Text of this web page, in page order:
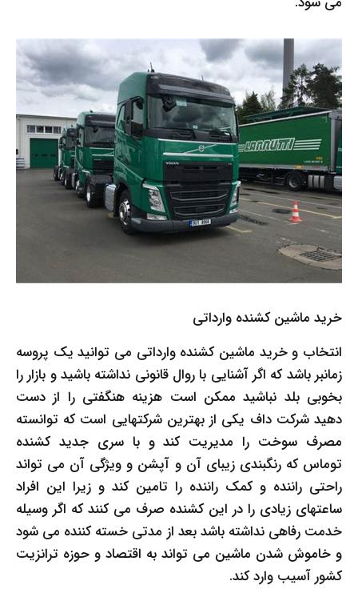
خرید ماشین کشنده وارداتی
انتخاب و خرید ماشین کشنده وارداتی می توانید یک پروسه
زمانبر باشد که اگر آشنایی با روال قانونی نداشته باشید و بازار را
بخوبی بلد نباشید ممکن است هزینه هنگفتی را از دست
دهید شرکت داف یکی از بهترین شرکتهایی است که توانسته
مصرف سوخت را مدیریت کند و با سری جدید کشنده
توماس که رنگبندی زیبای آن و آپشن و ویژگی آن می تواند
راحتی راننده و کمک راننده را تامین کند و زیرا این افراد
ساعتهای زیادی را در این کشنده صرف می کنند که اگر وسیله
خدمت رفاهی نداشته باشد بعد از مدتی خسته کننده می شود
و خاموش شدن ماشین می تواند به اقتصاد و حوزه ترانزیت
کشور آسیب وارد کند.